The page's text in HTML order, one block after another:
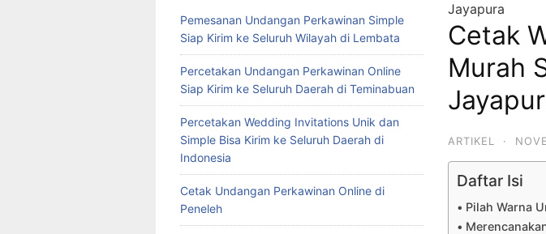
Jayapura
Cetak
Murah
ARTIKEL ·
Daftar Isi
Pilah Warna
Pemesanan Undangan Perkawinan Simple
Siap Kirim ke Seluruh Wilayah di Lembata
Percetakan Undangan Perkawinan Online
Siap Kirim ke Seluruh Daerah di Teminabuan
Percetakan Wedding Invitations Unik dan
Simple Bisa Kirim ke Seluruh Daerah di
Indonesia
Cetak Undangan Perkawinan Online di
Peneleh